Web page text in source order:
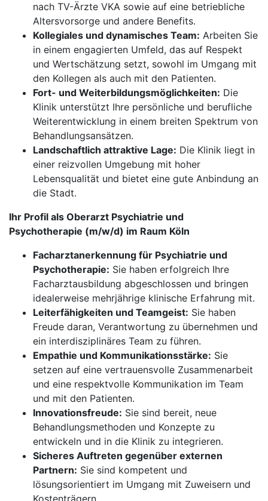
nach TV-Ärzte VKA sowie auf eine betriebliche
Altersvorsorge und andere Benefits.
Kollegiales und dynamisches Team: Arbeiten Sie
in einem engagierten Umfeld, das auf Respekt
und Wertschätzung setzt, sowohl im Umgang mit
den Kollegen als auch mit den Patienten.
Fort- und Weiterbildungsmöglichkeiten: Die
Klinik unterstützt Ihre persönliche und berufliche
Weiterentwicklung in einem breiten Spektrum von
Behandlungsansätzen.
Landschaftlich attraktive Lage: Die Klinik liegt in
einer reizvollen Umgebung mit hoher
Lebensqualität und bietet eine gute Anbindung an
die Stadt.
Ihr Profil als Oberarzt Psychiatrie und
Psychotherapie (m/w/d) im Raum Köln
Facharztanerkennung für Psychiatrie und
Psychotherapie: Sie haben erfolgreich Ihre
Facharztausbildung abgeschlossen und bringen
idealerweise mehrjährige klinische Erfahrung mit.
Leiterfähigkeiten und Teamgeist: Sie haben
Freude daran, Verantwortung zu übernehmen und
ein interdisziplinäres Team zu führen.
Empathie und Kommunikationsstärke: Sie
setzen auf eine vertrauensvolle Zusammenarbeit
und eine respektvolle Kommunikation im Team
und mit den Patienten.
Innovationsfreude: Sie sind bereit, neue
Behandlungsmethoden und Konzepte zu
entwickeln und in die Klinik zu integrieren.
Sicheres Auftreten gegenüber externen
Partnern: Sie sind kompetent und
lösungsorientiert im Umgang mit Zuweisern und
Kostenträgern.